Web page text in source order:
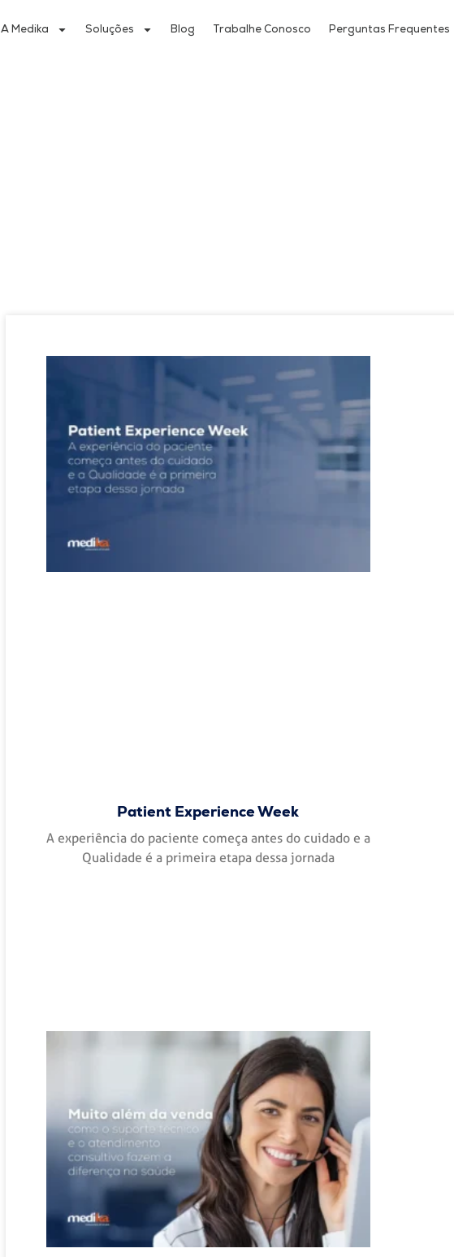
A Medika Soluções Blog Trabalhe Conosco Perguntas Frequentes
Patient Experience Week
A experiência do paciente começa antes do cuidado e a
Qualidade é a primeira etapa dessa jornada